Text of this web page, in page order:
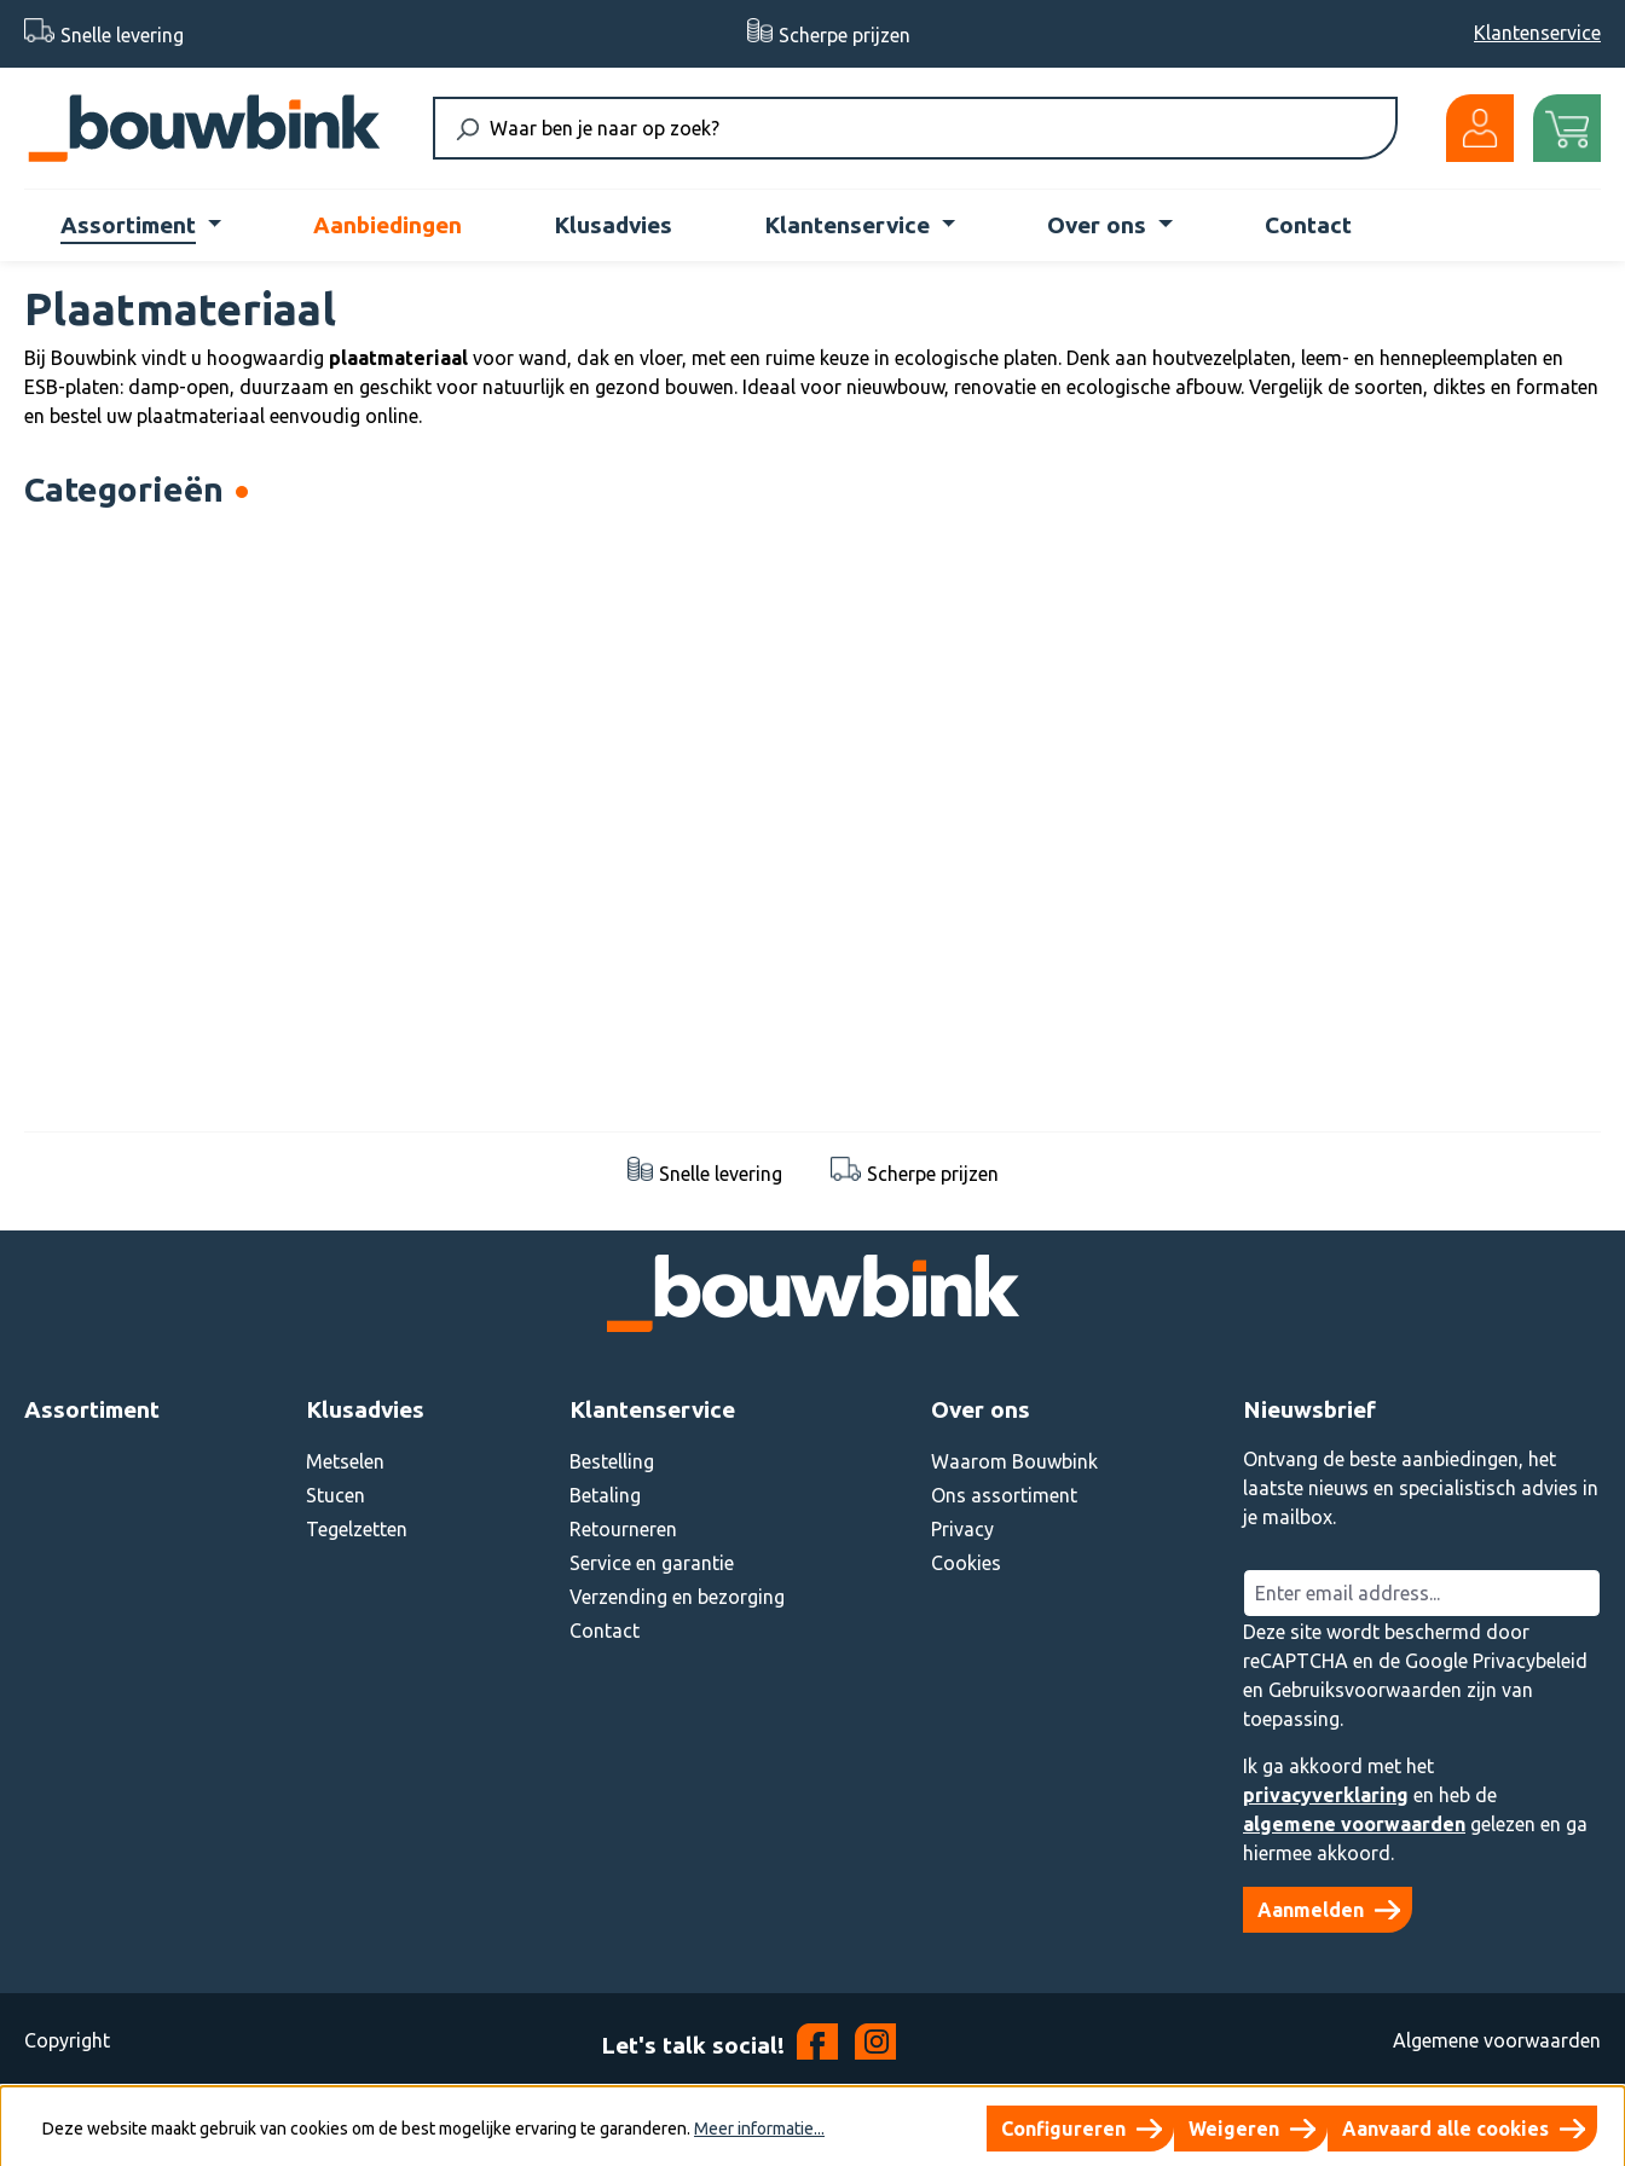
de hoofdinhoud
Ga naar de zoekopdracht
Ga naar de hoofdnavigatie
Snelle levering Scherpe prijzen Klantenservice
Assortiment Aanbiedingen Klusadvies Klantenservice Over ons Contact
Plaatmateriaal
Bij Bouwbink vindt u hoogwaardig plaatmateriaal voor wand, dak en vloer, met een ruime keuze in ecologische platen. Denk aan houtvezelplaten, leem- en hennepleemplaten en
ESB-platen: damp-open, duurzaam en geschikt voor natuurlijk en gezond bouwen. Ideaal voor nieuwbouw, renovatie en ecologische afbouw. Vergelijk de soorten, diktes en formaten
en bestel uw plaatmateriaal eenvoudig online.
Categorieën
Snelle levering Scherpe prijzen
Assortiment Klusadvies
Metselen
Stucen
Tegelzetten
Klantenservice
Bestelling
Betaling
Retourneren
Service en garantie
Verzending en bezorging
Contact
Over ons
Waarom Bouwbink
Ons assortiment
Privacy
Cookies
Nieuwsbrief
Ontvang de beste aanbiedingen, het
laatste nieuws en specialistisch advies in
je mailbox.
Deze site wordt beschermd door
reCAPTCHA en de Google Privacybeleid
en Gebruiksvoorwaarden zijn van
toepassing.
Ik ga akkoord met het
privacyverklaring en heb de
algemene voorwaarden gelezen en ga
hiermee akkoord.
Aanmelden
Copyright Let's talk social! Algemene voorwaarden
Deze website maakt gebruik van cookies om de best mogelijke ervaring te garanderen. Meer informatie... Weigeren
Configureren Aanvaard alle cookies